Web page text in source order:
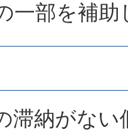
一部を補助
滞納がない